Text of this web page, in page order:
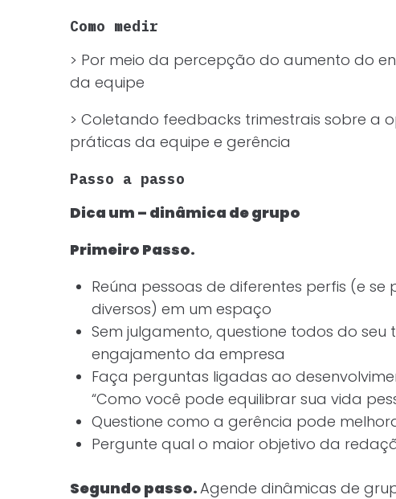
Como medir
> Por meio da percepção do aumento do
da equipe
> Coletando feedbacks trimestrais sobre a
práticas da equipe e gerência
Passo a passo
Dica um – dinâmica de grupo
Primeiro Passo.
Reúna pessoas de diferentes perfis (e
diversos) em um espaço
Sem julgamento, questione todos do
engajamento da empresa
Faça perguntas ligadas ao
“Como você pode equilibrar sua vida
Questione como a gerência pode
Pergunte qual o maior objetivo da
Segundo passo.Agende dinâmicas de